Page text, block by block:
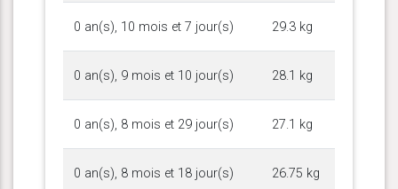
0 an(s), 10 mois et 7 jour(s) 29.3 kg
0 an(s), 9 mois et 10 jour(s) 28.1 kg
0 an(s), 8 mois et 29 jour(s) 27.1 kg
0 an(s), 8 mois et 18 jour(s) 26.75 kg